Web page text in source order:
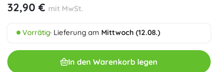
32,90 € mit MwSt.
Vorrätig· Lieferung am Mittwoch (12.08.)
In den Warenkorb legen